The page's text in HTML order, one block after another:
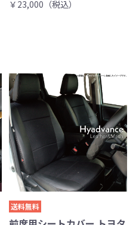
￥23,000（税込）
送料無料